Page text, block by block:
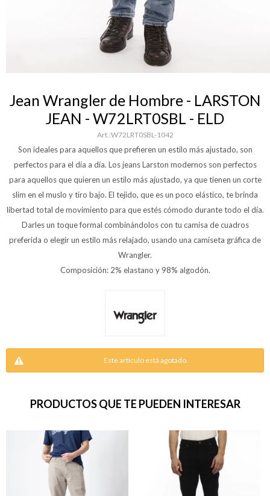
Jean Wrangler de Hombre - LARSTON
JEAN - W72LRT0SBL - ELD
W72LRT0SBL-1042
Son ideales para aquellos que prefieren un estilo más ajustado, son
perfectos para el día a día. Los jeans Larston modernos son perfectos
para aquellos que quieren un estilo más ajustado, ya que tienen un corte
slim en el muslo y tiro bajo. El tejido, que es un poco elástico, te brinda
libertad total de movimiento para que estés cómodo durante todo el día.
Darles un toque formal combinándolos con tu camisa de cuadros
preferida o elegir un estilo más relajado, usando una camiseta gráfica de
Wrangler.
Composición: 2% elastano y 98% algodón.
Este artículo está agotado.
PRODUCTOS QUE TE PUEDEN INTERESAR